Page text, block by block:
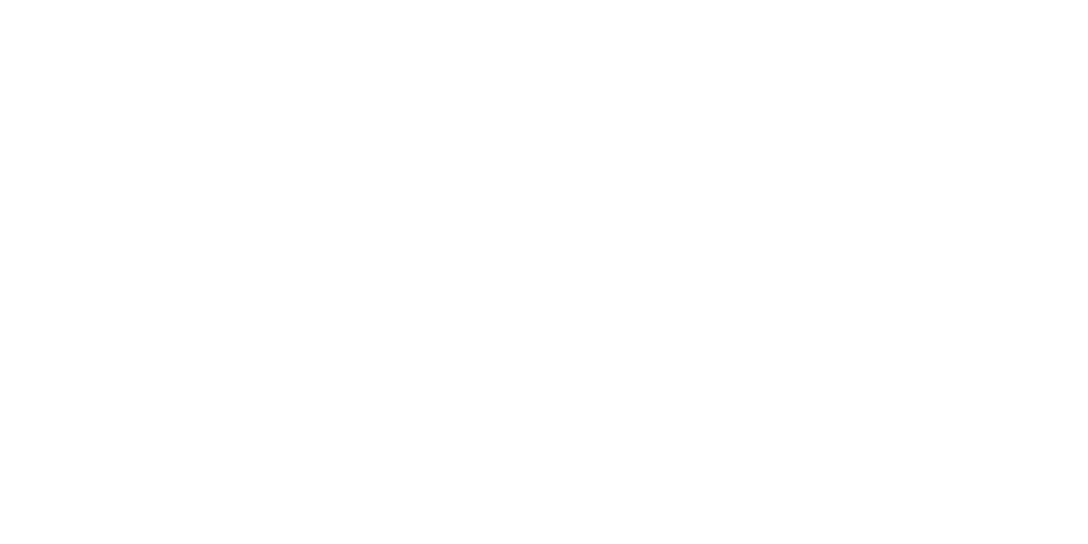
de Iker Luque
podemos tirar para delante y trabajamos con ilusión
de Juanlu
del Granada CF
de 420 millones por el club
el ataque nervionense
de un inválido Consejo
antes del cierre
con el Genoa
campo sevillista